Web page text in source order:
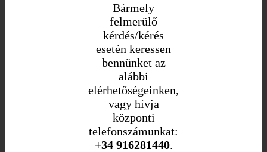
Bármely
felmerülő
kérdés/kérés
esetén keressen
bennünket az
alábbi
elérhetőségeinken,
vagy hívja
központi
telefonszámunkat:
+34 916281440.